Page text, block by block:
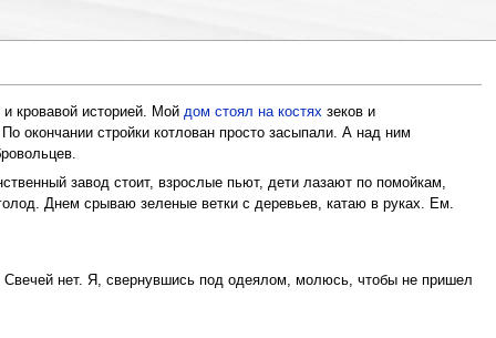
кровавой историей. Мой дом стоял на костяхзеков и
окончании стройки котлован просто засыпали. А над ним
завод стоит, взрослые пьют, дети лазают по помойкам,
Днем срываю зеленые ветки с деревьев, катаю в руках. Ем.
нет. Я, свернувшись под одеялом, молюсь, чтобы не пришел